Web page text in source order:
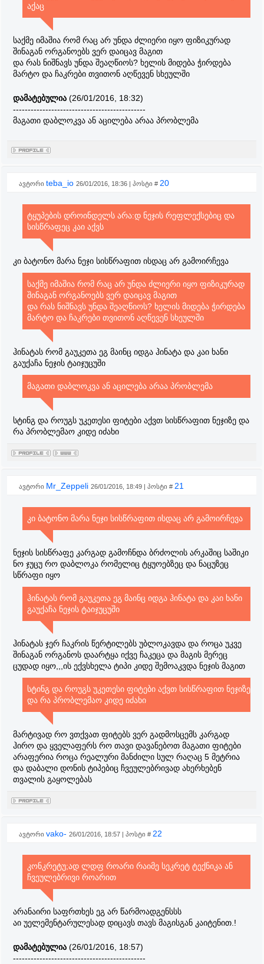
აქაც
საქმე იმაშია რომ რაც არ უნდა ძლიერი იყო ფიზიკურად
შინაგან ორგანოებს ვერ დაიცავ მაგით
და რას ნიშნავს უნდა შეაღწიოს? ხელის მიდება ჭირდება
მარტო და ჩაკრები თვითონ აღწევენ სხეულში
დამატებულია (26/01/2016, 18:32)
---------------------------------------------
მაგათი დაბლოკვა ან აცილება არაა პრობლემა
ავტორი teba_io 26/01/2016, 18:36 | პოსტი # 20
ტყუპების დროინდელს არა:დ ნეჯის რეფლექსებიც და
სისწრაფეც კაი აქვს
კი ბატონო მარა ნეჯი სისწრაფით ისდაც არ გამოირჩევა
საქმე იმაშია რომ რაც არ უნდა ძლიერი იყო ფიზიკურად
შინაგან ორგანოებს ვერ დაიცავ მაგით
და რას ნიშნავს უნდა შეაღწიოს? ხელის მიდება ჭირდება
მარტო და ჩაკრები თვითონ აღწევენ სხეულში
ჰინატას რომ გაუკეთა ეგ მაინც იდგა ჰინატა და კაი ხანი
გაუქაჩა ნეჯის ტაიჯუცუში
მაგათი დაბლოკვა ან აცილება არაა პრობლემა
სტინგ და როუგს უკეთესი ფიტები აქვთ სისწრაფით ნეჯიზე და
რა პრობლემაო კიდე იძახი
ავტორი Mr_Zeppeli 26/01/2016, 18:49 | პოსტი # 21
კი ბატონო მარა ნეჯი სისწრაფით ისდაც არ გამოირჩევა
ნეჯის სისწრაფე კარგად გამოჩნდა ბრძოლის არკაშიც საშიკი
ნო ჯუცუ რო დაბლოკა რომელიც ტყუოებზეც და ნაცუზეც
სწრაფი იყო
ჰინატას რომ გაუკეთა ეგ მაინც იდგა ჰინატა და კაი ხანი
გაუქაჩა ნეჯის ტაიჯუცუში
ჰინატას ჯერ ჩაკრის წერტილებს უბლოკავდა და როცა უკვე
შინაგან ორგანოს დაარტყა იქვე ჩაკეცა და მაგის მერეც
ცუდად იყო,,,ის ექვსხელა ტიპი კიდე შემოაკვდა ნეჯის მაგით
სტინგ და როუგს უკეთესი ფიტები აქვთ სისწრაფით ნეჯიზე
და რა პრობლემაო კიდე იძახი
მარტივად რო ვთქვათ ფიტებს ვერ გადმოსცემს კარგად
ჰირო და ყველაფერს რო თავი დავანებოთ მაგათი ფიტები
არაფერია როცა რეალური მანძილი სულ რაღაც 5 მეტრია
და დაბალი დონის ტიპებიც ჩვეულებრივად ახერხებენ
თვალის გაყოლებას
ავტორი vako- 26/01/2016, 18:57 | პოსტი # 22
კონკრეტუ;ად ლდფ როარი რაიმე სეკრეტ ტექნიკა ან
ჩვეულებრივი როარით
არანაირი საფრთხეს ეგ არ წარმოადგენსსს
აი უელემენტარულესად დიცავს თავს მაგისგან კაიტენით.!
დამატებულია (26/01/2016, 18:57)
---------------------------------------------